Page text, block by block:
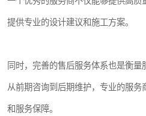
提供专业的设计建议和施工方案。
同时，完善的售后服务体系也是衡量
从前期咨询到后期维护，专业的服
和服务保障。